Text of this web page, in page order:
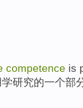
competence is
学研究的一个部